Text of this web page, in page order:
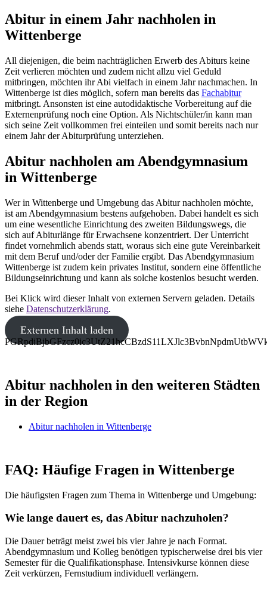
Abitur in einem Jahr nachholen in
Wittenberge
All diejenigen, die beim nachträglichen Erwerb des Abiturs keine
Zeit verlieren möchten und zudem nicht allzu viel Geduld
mitbringen, möchten ihr Abi vielfach in einem Jahr nachmachen. In
Wittenberge ist dies möglich, sofern man bereits das Fachabitur
mitbringt. Ansonsten ist eine autodidaktische Vorbereitung auf die
Externenprüfung noch eine Option. Als Nichtschüler/in kann man
sich seine Zeit vollkommen frei einteilen und somit bereits nach nur
einem Jahr der Abiturprüfung unterziehen.
Abitur nachholen am Abendgymnasium
in Wittenberge
Wer in Wittenberge und Umgebung das Abitur nachholen möchte,
ist am Abendgymnasium bestens aufgehoben. Dabei handelt es sich
um eine wesentliche Einrichtung des zweiten Bildungswegs, die
sich auf Abiturlänge für Erwachsene konzentriert. Der Unterricht
findet vornehmlich abends statt, woraus sich eine gute Vereinbarkeit
mit dem Beruf und/oder der Familie ergibt. Das Abendgymnasium
Wittenberge ist zudem kein privates Institut, sondern eine öffentliche
Bildungseinrichtung und kann als solche kostenlos besucht werden.
Bei Klick wird dieser Inhalt von externen Servern geladen. Details
siehe Datenschutzerklärung.
Externen Inhalt laden
Abitur nachholen in den weiteren Städten
in der Region
Abitur nachholen in Wittenberge
FAQ: Häufige Fragen in Wittenberge
Die häufigsten Fragen zum Thema in Wittenberge und Umgebung:
Wie lange dauert es, das Abitur nachzuholen?
Die Dauer beträgt meist zwei bis vier Jahre je nach Format.
Abendgymnasium und Kolleg benötigen typischerweise drei bis vier
Semester für die Qualifikationsphase. Intensivkurse können diese
Zeit verkürzen, Fernstudium individuell verlängern.